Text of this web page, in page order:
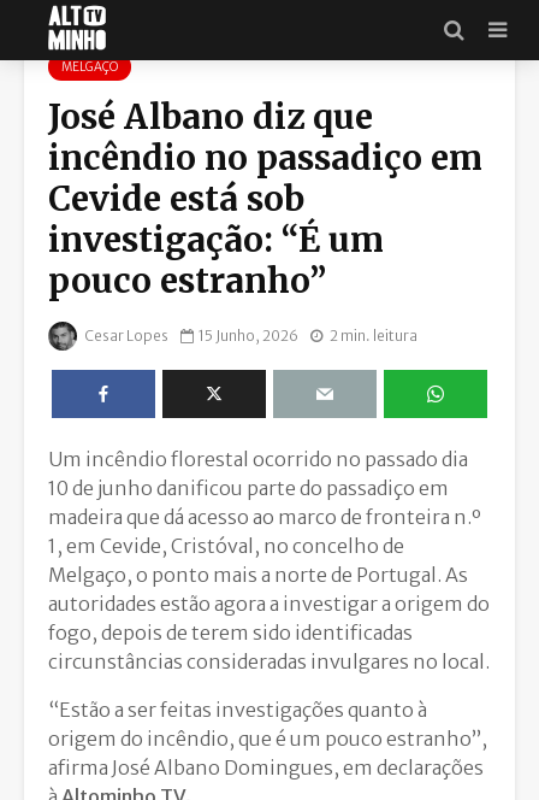
MELGAÇO
José Albano diz que
incêndio no passadiço em
Cevide está sob
investigação: “É um
pouco estranho”
Cesar Lopes 15 Junho, 2026 2 min. leitura
Um incêndio florestal ocorrido no passado dia
10 de junho danificou parte do passadiço em
madeira que dá acesso ao marco de fronteira n.º
1, em Cevide, Cristóval, no concelho de
Melgaço, o ponto mais a norte de Portugal. As
autoridades estão agora a investigar a origem do
fogo, depois de terem sido identificadas
circunstâncias consideradas invulgares no local.
“Estão a ser feitas investigações quanto à
origem do incêndio, que é um pouco estranho”,
afirma José Albano Domingues, em declarações